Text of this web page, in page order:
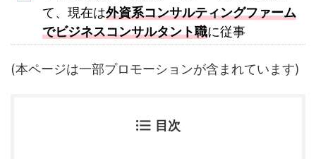
て、現在は外資系コンサルティングファーム
でビジネスコンサルタント職に従事
(本ページは一部プロモーションが含まれています)
目次